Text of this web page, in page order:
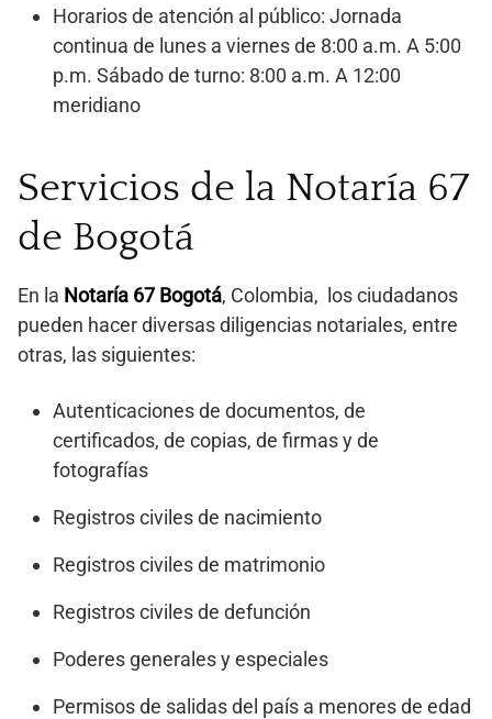
Horarios de atención al público: Jornada
continua de lunes a viernes de 8:00 a.m. A 5:00
p.m. Sábado de turno: 8:00 a.m. A 12:00
meridiano
Servicios de la Notaría 67
de Bogotá
En la Notaría 67 Bogotá, Colombia, los ciudadanos
pueden hacer diversas diligencias notariales, entre
otras, las siguientes:
Autenticaciones de documentos, de
certificados, de copias, de firmas y de
fotografías
Registros civiles de nacimiento
Registros civiles de matrimonio
Registros civiles de defunción
Poderes generales y especiales
Permisos de salidas del país a menores de edad